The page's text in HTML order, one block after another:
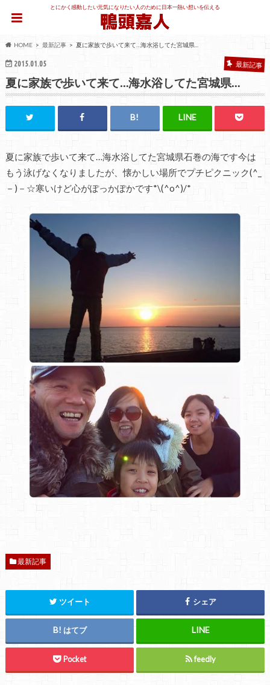
とにかく感動したい元気になりたい人のために日本一熱い想いを伝える
HOME 最新記事 夏に家族で歩いて来て…海水浴してた宮城県...
2015.01.05 最新記事
夏に家族で歩いて来て…海水浴してた宮城県…
夏に家族で歩いて来て…海水浴してた宮城県石巻の海です今は
もう泳げなくなりましたが、懐かしい場所でプチピクニック(^_
－)－☆寒いけど心がぽっかぽかです*\(^o^)/*
最新記事
ツイート シェア
はてブ
Pocket feedly